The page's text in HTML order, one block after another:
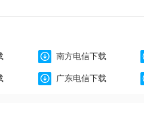
南方电信下载
广东电信下载